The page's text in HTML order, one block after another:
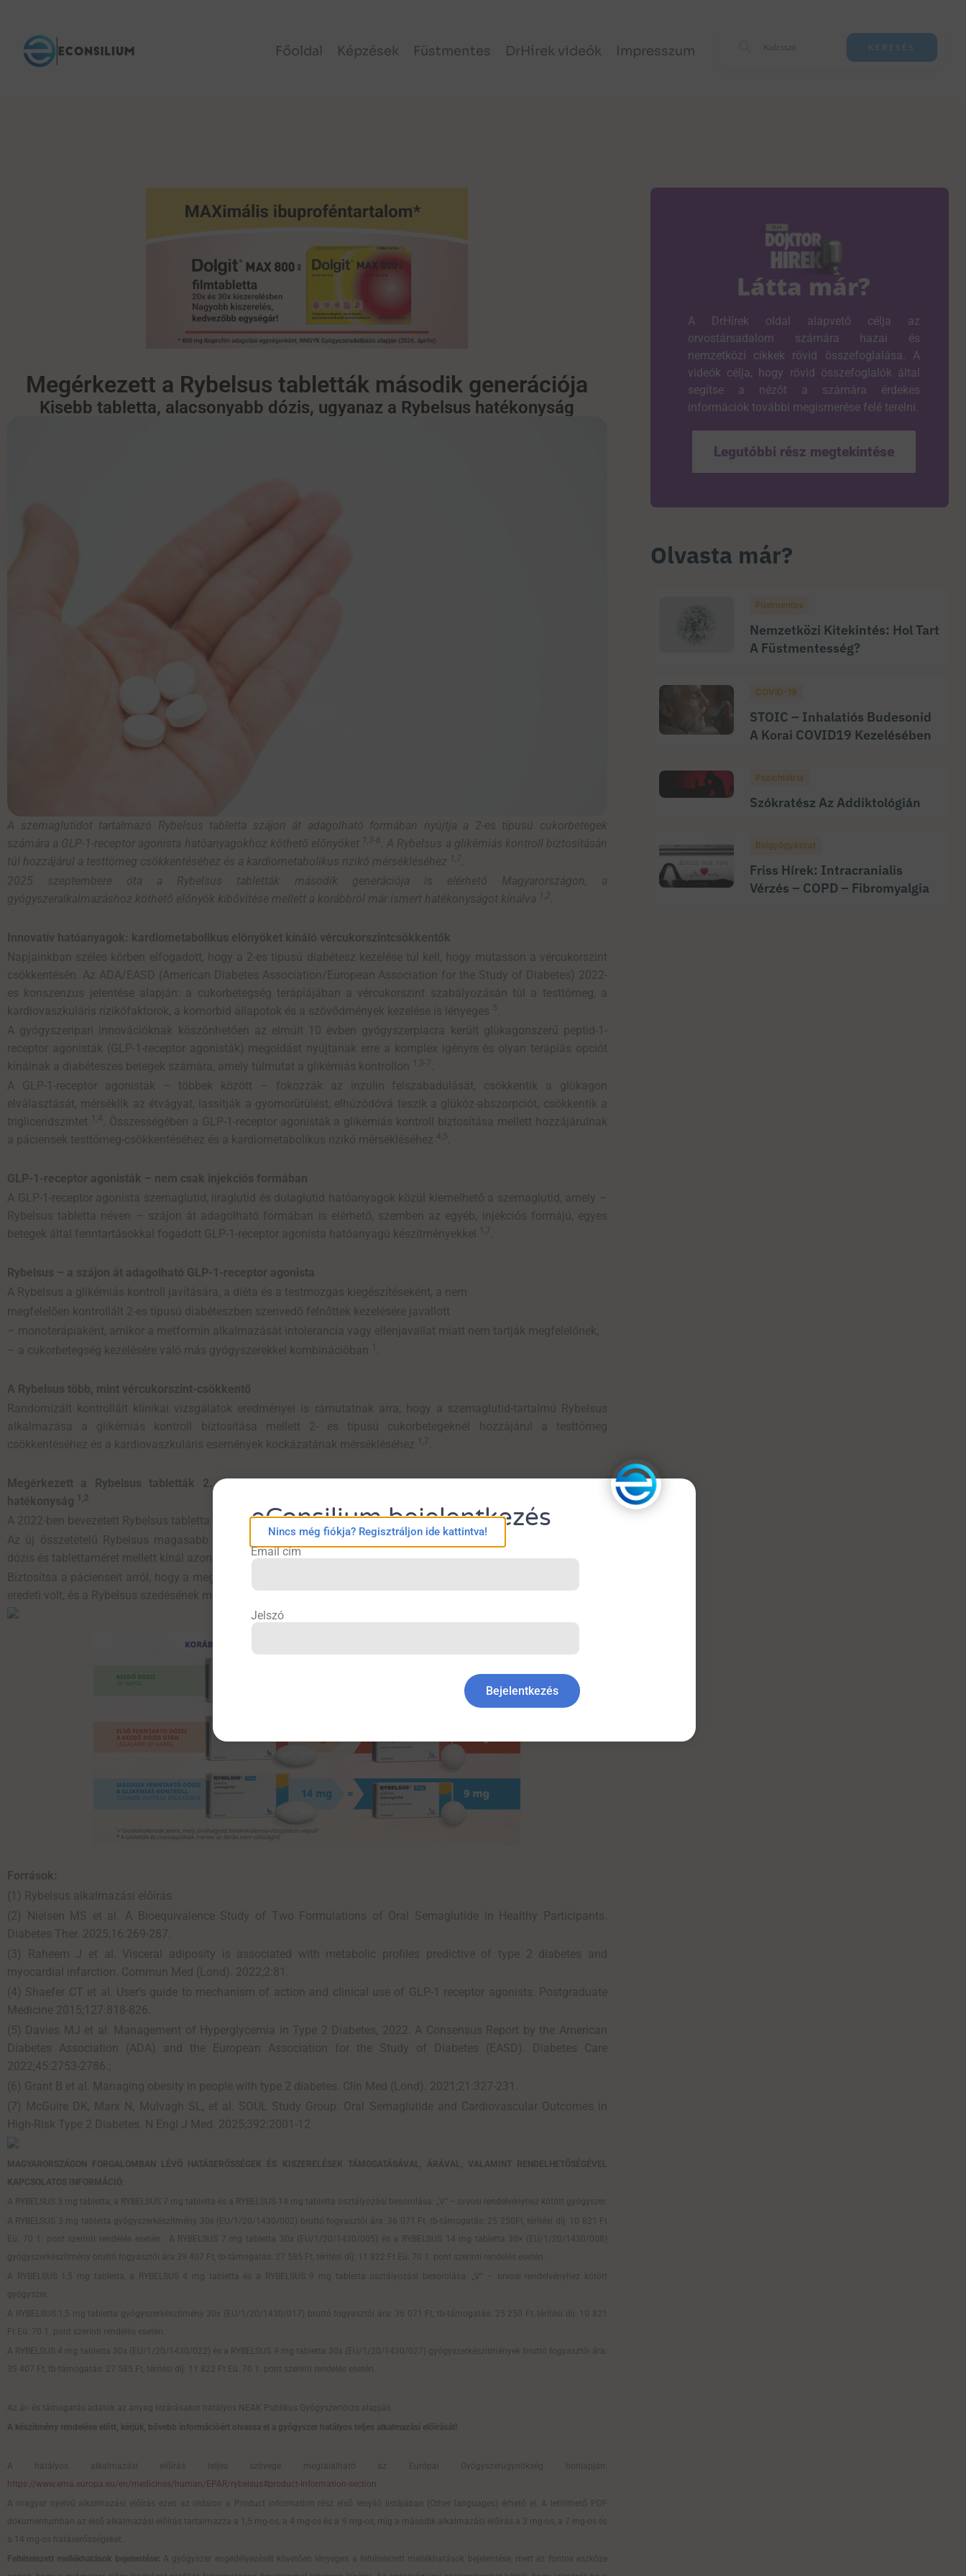
Főoldal Képzések Füstmentes DrHírek videók Impresszum KERESÉS
Megérkezett a Rybelsus tabletták második generációja
Kisebb tabletta, alacsonyabb dózis, ugyanaz a Rybelsus hatékonyság
A szemaglutidot tartalmazó Rybelsus tabletta szájon át adagolható formában nyújtja a 2-es típusú cukorbetegek
számára a GLP-1-receptor agonista hatóanyagokhoz köthető előnyöket 1,3-6
. A Rybelsus a glikémiás kontroll biztosításán
túl hozzájárul a testtömeg csökkentéséhez és a kardiometabolikus rizikó mérsékléséhez 1,7
2025 szeptembere óta a Rybelsus tabletták második generációja is elérhető Magyarországon, a
gyógyszeralkalmazáshoz köthető előnyök kibővítése mellett a korábbról már ismert hatékonyságot kínálva 1,2
Innovatív hatóanyagok: kardiometabolikus előnyöket kínáló vércukorszintcsökkentők
Napjainkban széles körben elfogadott, hogy a 2-es típusú diabétesz kezelése túl kell, hogy mutasson a vércukorszint
csökkentésén. Az ADA/EASD (American Diabetes Association/European Association for the Study of Diabetes) 2022-
es konszenzus jelentése alapján: a cukorbetegség terápiájában a vércukorszint szabályozásán túl a testtömeg, a
kardiovaszkuláris rizikófaktorok, a komorbid állapotok és a szövődmények kezelése is lényeges 5
A gyógyszeripari innovációknak köszönhetően az elmúlt 10 évben gyógyszerpiacra került glükagonszerű peptid-1-
receptor agonisták (GLP-1-receptor agonisták) megoldást nyújtanak erre a komplex igényre és olyan terápiás opciót
kínálnak a diabéteszes betegek számára, amely túlmutat a glikémiás kontrollon
1,3-7
A GLP-1-receptor agonisták – többek között – fokozzák az inzulin felszabadulását, csökkentik a glükagon
elválasztását, mérséklik az étvágyat, lassítják a gyomorürülést, elhúzódóvá teszik a glükóz-abszorpciót, csökkentik a
trigliceridszintet
1,4
. Összességében a GLP-1-receptor agonisták a glikémiás kontroll biztosítása mellett hozzájárulnak
a páciensek testtömeg-csökkentéséhez és a kardiometabolikus rizikó mérsékléséhez 4,5
GLP-1-receptor agonisták – nem csak injekciós formában
A GLP-1-receptor agonista szemaglutid, liraglutid és dulaglutid hatóanyagok közül kiemelhető a szemaglutid, amely –
Rybelsus tabletta néven – szájon át adagolható formában is elérhető, szemben az egyéb, injekciós formájú, egyes
betegek által fenntartásokkal fogadott GLP-1-receptor agonista hatóanyagú készítményekkel
1,7
Rybelsus – a szájon át adagolható GLP-1-receptor agonista
A Rybelsus a glikémiás kontroll javítására, a diéta és a testmozgás kiegészítéseként, a nem
megfelelően kontrollált 2-es típusú diabéteszben szenvedő felnőttek kezelésére javallott
– monoterápiaként, amikor a metformin alkalmazását intolerancia vagy ellenjavallat miatt nem tartják megfelelőnek,
– a cukorbetegség kezelésére való más gyógyszerekkel kombinációban
A Rybelsus több, mint vércukorszint-csökkentő
Randomizált kontrollált klinikai vizsgálatok eredményei is rámutatnak arra, hogy a szemaglutid-tartalmú Rybelsus
alkalmazása a glikémiás kontroll biztosítása mellett 2- es típusú cukorbetegeknél hozzájárul a testtömeg
csökkentéséhez és a kardiovaszkuláris események kockázatának mérsékléséhez
1,7
Megérkezett a Rybelsus tabletták 2. generációja: kisebb tabletta, alacsonyabb dózis, ugyanaz a Rybelsus
hatékonyság 1,2
A 2022-ben bevezetett Rybelsus tabletta 2025 szeptemberében megújult.
Az új összetételű Rybelsus magasabb biohasznosulást eredményez, így a második generációs formuláció kisebb
dózis és tablettaméret mellett kínál azonos hatékonyságot és biztonságosságot, mint a korábbi hatáserősségek
Biztosítsa a pácienseit arról, hogy a megváltozott összetételű Rybelsus ugyanolyan hatékony és biztonságos, mint az
eredeti volt, és a Rybelsus szedésének módja sem változott meg1,2!
Források:
(1) Rybelsus alkalmazási előírás
(2) Nielsen MS et al. A Bioequivalence Study of Two Formulations of Oral Semaglutide in Healthy Participants.
Diabetes Ther. 2025;16:269-287.
(3) Raheem J et al. Visceral adiposity is associated with metabolic profiles predictive of type 2 diabetes and
myocardial infarction. Commun Med (Lond). 2022;2:81.
(4) Shaefer CT et al. User’s guide to mechanism of action and clinical use of GLP-1 receptor agonists. Postgraduate
Medicine 2015;127:818-826.
(5) Davies MJ et al. Management of Hyperglycemia in Type 2 Diabetes, 2022. A Consensus Report by the American
Diabetes Association (ADA) and the European Association for the Study of Diabetes (EASD). Diabetes Care
2022;45:2753-2786.;
(6) Grant B et al. Managing obesity in people with type 2 diabetes. Clin Med (Lond). 2021;21:327-231.
(7) McGuire DK, Marx N, Mulvagh SL, et al. SOUL Study Group. Oral Semaglutide and Cardiovascular Outcomes in
High-Risk Type 2 Diabetes. N Engl J Med. 2025;392:2001-12
MAGYARORSZÁGON FORGALOMBAN LÉVŐ HATÁSERŐSSÉGEK ÉS KISZERELÉSEK TÁMOGATÁSÁVAL, ÁRÁVAL, VALAMINT RENDELHETŐSÉGÉVEL
KAPCSOLATOS INFORMÁCIÓ
A RYBELSUS 3 mg tabletta, a RYBELSUS 7 mg tabletta és a RYBELSUS 14 mg tabletta osztályozási besorolása: „V” – orvosi rendelvényhez kötött gyógyszer.
A RYBELSUS 3 mg tabletta gyógyszerkészítmény 30x (EU/1/20/1430/002) bruttó fogyasztói ára: 36 071 Ft, tb-támogatás: 25 250Ft, térítési díj: 10 821 Ft
Eü. 70 1. pont szerinti rendelés esetén. A RYBELSUS 7 mg tabletta 30x (EU/1/20/1430/005) és a RYBELSUS 14 mg tabletta 30× (EU/1/20/1430/008)
gyógyszerkészítmény bruttó fogyasztói ára:39 407 Ft, tb-támogatás: 27 585 Ft, térítési díj: 11 822 Ft Eü. 70 1. pont szerinti rendelés esetén.
A RYBELSUS 1,5 mg tabletta, a RYBELSUS 4 mg tabletta és a RYBELSUS 9 mg tabletta osztályozási besorolása: „V” – orvosi rendelvényhez kötött
gyógyszer.
A RYBELSUS 1,5 mg tabletta gyógyszerkészítmény 30x (EU/1/20/1430/017) bruttó fogyasztói ára: 36 071 Ft, tb-támogatás: 25 250 Ft, térítési díj: 10 821
Ft Eü. 70 1. pont szerinti rendelés esetén.
A RYBELSUS 4 mg tabletta 30x (EU/1/20/1430/022) és a RYBELSUS 9 mg tabletta 30x (EU/1/20/1430/027) gyógyszerkészítmények bruttó fogyasztói ára:
39 407 Ft, tb-támogatás: 27 585 Ft, térítési díj: 11 822 Ft Eü. 70 1. pont szerinti rendelés esetén.
Az ár- és támogatás adatok az anyag lezárásakor hatályos NEAK Publikus Gyógyszertörzs alapján.
A készítmény rendelése előtt, kérjük, bővebb információért olvassa el a gyógyszer hatályos teljes alkalmazási előírását!
A hatályos alkalmazási előírás teljes szövege megtalálható az Európai Gyógyszerügynökség honlapján:
https://www.ema.europa.eu/en/medicines/human/EPAR/rybelsus#product-information-section
A magyar nyelvű alkalmazási előírás ezen az oldalon a Product information rész első lenyíló listájában (Other languages) érhető el. A letölthető PDF
dokumentumban az első alkalmazási előírás tartalmazza a 1,5 mg-os, a 4 mg-os és a 9 mg-os, míg a második alkalmazási előírás a 3 mg-os, a 7 mg-os és
a 14 mg-os hatáserősségeket.
Feltételezett mellékhatások bejelentése: A gyógyszer engedélyezését követően lényeges a feltételezett mellékhatások bejelentése, mert ez fontos eszköze
Látta már?
A DrHírek oldal alapvető célja az
orvostársadalom számára hazai és
nemzetközi cikkek rövid összefoglalása. A
videók célja, hogy rövid összefoglalók által
segítse a nézőt a számára érdekes
információk további megismerése felé terelni.
Legutóbbi rész megtekintése
Olvasta már?
Füstmentes
Nemzetközi Kitekintés: Hol Tart
A Füstmentesség?
COVID-19
STOIC – Inhalatiós Budesonid
A Korai COVID19 Kezelésében
Pszichiátria
Szókratész Az Addiktológián
Belgyógyászat
Friss Hírek: Intracranialis
Vérzés – COPD – Fibromyalgia
eConsilium bejelentkezés
Nincs még fiókja? Regisztráljon ide kattintva!
Email cím
Jelszó
Bejelentkezés